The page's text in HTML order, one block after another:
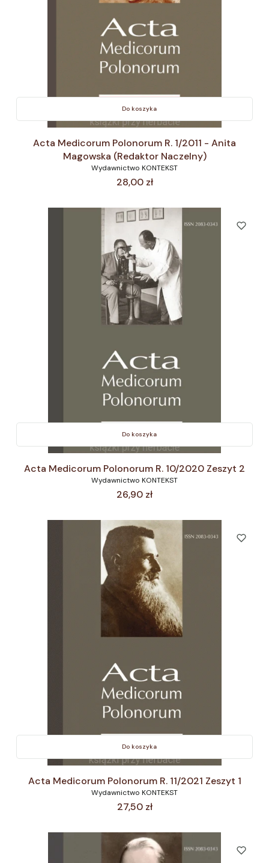
Do koszyka
Acta Medicorum Polonorum R. 1/2011 - Anita
Magowska (Redaktor Naczelny)
Wydawnictwo KONTEKST
Cena
28,00 zł
Do koszyka
Acta Medicorum Polonorum R. 10/2020 Zeszyt 2
Wydawnictwo KONTEKST
Cena
26,90 zł
Do koszyka
Acta Medicorum Polonorum R. 11/2021 Zeszyt 1
Wydawnictwo KONTEKST
Cena
27,50 zł